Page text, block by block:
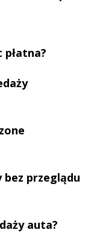
płatna?
bez przeglądu
auta?